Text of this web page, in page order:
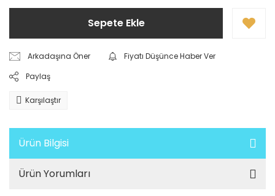
Sepete Ekle
Arkadaşına Öner
Fiyatı Düşünce Haber Ver
Paylaş
Karşılaştır
Ürün Bilgisi
Ürün Yorumları